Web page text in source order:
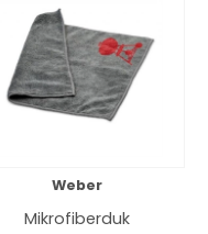
Weber
Mikrofiberduk